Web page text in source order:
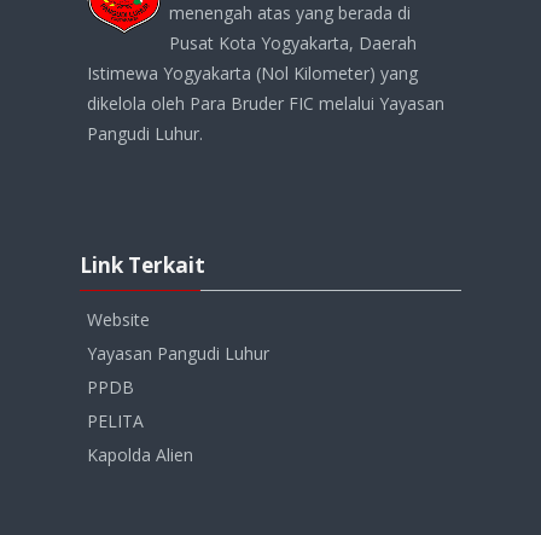
menengah atas yang berada di
Pusat Kota Yogyakarta, Daerah
Istimewa Yogyakarta (Nol Kilometer) yang
dikelola oleh Para Bruder FIC melalui Yayasan
Pangudi Luhur.
LinkLink Terkait
Website
Yayasan Pangudi Luhur
PPDB
PELITA
Kapolda Alien